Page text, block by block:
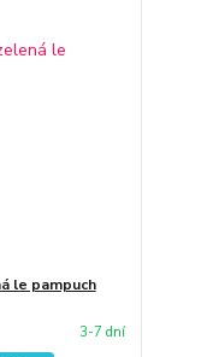
le pampuch
3-7 dní